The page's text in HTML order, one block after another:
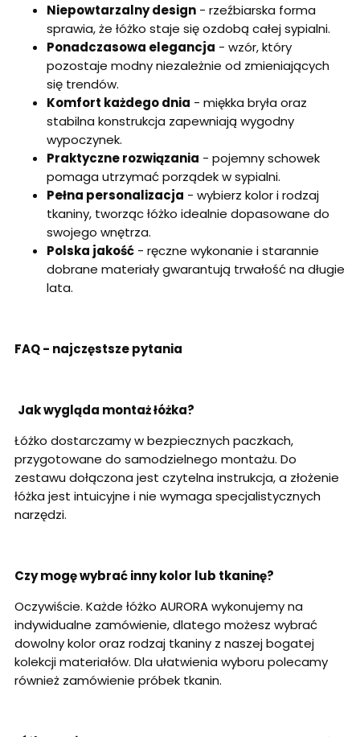
Niepowtarzalny design - rzeźbiarska forma
sprawia, że łóżko staje się ozdobą całej sypialni.
Ponadczasowa elegancja - wzór, który
pozostaje modny niezależnie od zmieniających
się trendów.
Komfort każdego dnia - miękka bryła oraz
stabilna konstrukcja zapewniają wygodny
wypoczynek.
Praktyczne rozwiązania - pojemny schowek
pomaga utrzymać porządek w sypialni.
Pełna personalizacja - wybierz kolor i rodzaj
tkaniny, tworząc łóżko idealnie dopasowane do
swojego wnętrza.
Polska jakość - ręczne wykonanie i starannie
dobrane materiały gwarantują trwałość na długie
lata.
FAQ - najczęstsze pytania
Jak wygląda montaż łóżka?
Łóżko dostarczamy w bezpiecznych paczkach,
przygotowane do samodzielnego montażu. Do
zestawu dołączona jest czytelna instrukcja, a złożenie
łóżka jest intuicyjne i nie wymaga specjalistycznych
narzędzi.
Czy mogę wybrać inny kolor lub tkaninę?
Oczywiście. Każde łóżko AURORA wykonujemy na
indywidualne zamówienie, dlatego możesz wybrać
dowolny kolor oraz rodzaj tkaniny z naszej bogatej
kolekcji materiałów. Dla ułatwienia wyboru polecamy
również zamówienie próbek tkanin.